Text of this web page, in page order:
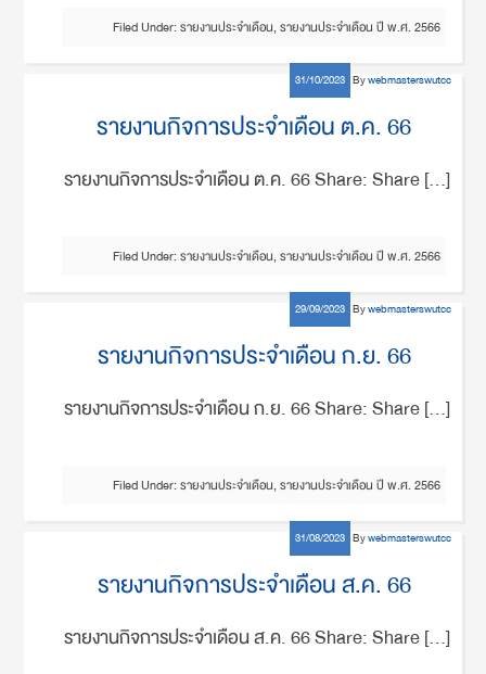
Filed Under:รายงานประจำเดือน,รายงานประจำเดือน ปี พ.ศ. 2566
31/10/2023 Bywebmasterswutcc
รายงานกิจการประจำเดือน ต.ค. 66
รายงานกิจการประจำเดือน ต.ค. 66 Share: Share […]
Filed Under:รายงานประจำเดือน,รายงานประจำเดือน ปี พ.ศ. 2566
29/09/2023 Bywebmasterswutcc
รายงานกิจการประจำเดือน ก.ย. 66
รายงานกิจการประจำเดือน ก.ย. 66 Share: Share […]
Filed Under:รายงานประจำเดือน,รายงานประจำเดือน ปี พ.ศ. 2566
31/08/2023 Bywebmasterswutcc
รายงานกิจการประจำเดือน ส.ค. 66
รายงานกิจการประจำเดือน ส.ค. 66 Share: Share […]